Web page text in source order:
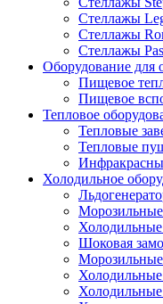
Стеллажы
Стеллажы
Стеллажы
Оборудование для
Пищевое
Пищевое
Тепловое
Тепловые
Тепловые
Холодильное
Шоковая